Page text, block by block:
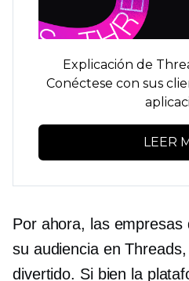
Explicación de
Conéctese con sus
LEER
Por ahora, las
su audiencia en
divertido. Si bien la